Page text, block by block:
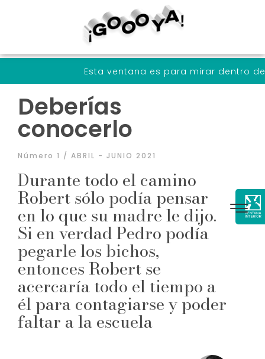
Esta ventana es para mirar dentro de nosotrxs a
Deberías
conocerlo
Número 1 / ABRIL - JUNIO 2021
Durante todo el camino
Robert sólo podía pensar
en lo que su madre le dijo.
Si en verdad Pedro podía
pegarle los bichos,
entonces Robert se
acercaría todo el tiempo a
él para contagiarse y poder
faltar a la escuela